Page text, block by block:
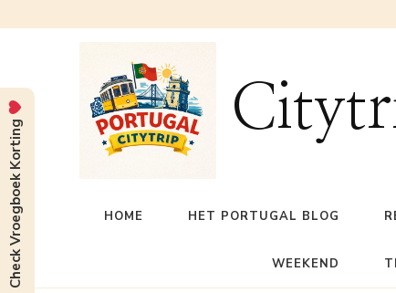
HOME HET PORTUGAL BLOG
WEEKEND
Check Vroegboek Korting